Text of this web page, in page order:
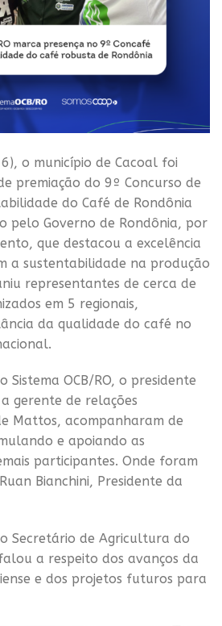
o município de Cacoal foi
premiação do 9º Concurso de
do Café de Rondônia
pelo Governo de Rondônia, por
que destacou a excelência
a sustentabilidade na produção
representantes de cerca de
em 5 regionais,
da qualidade do café no
Sistema OCB/RO, o presidente
gerente de relações
Mattos, acompanharam de
e apoiando as
participantes. Onde foram
Bianchini, Presidente da
Secretário de Agricultura do
a respeito dos avanços da
e dos projetos futuros para